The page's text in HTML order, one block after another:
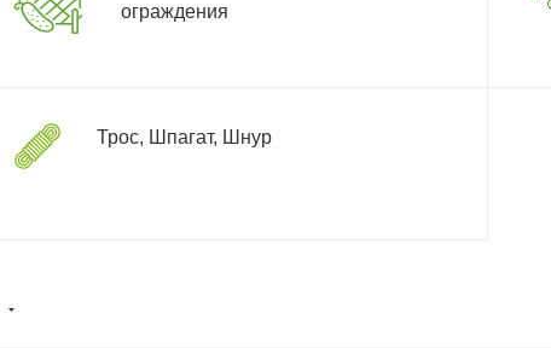
ограждения
Трос, Шпагат, Шнур